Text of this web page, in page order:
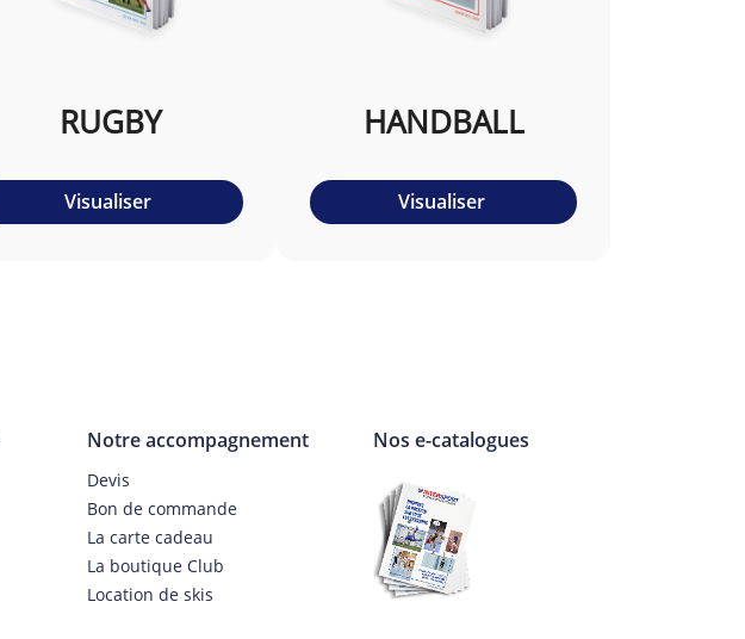
RUGBY
Visualiser
HANDBALL
Visualiser
Notre accompagnement
Devis
Bon de commande
La carte cadeau
La boutique Club
Location de skis
Nos e-catalogues